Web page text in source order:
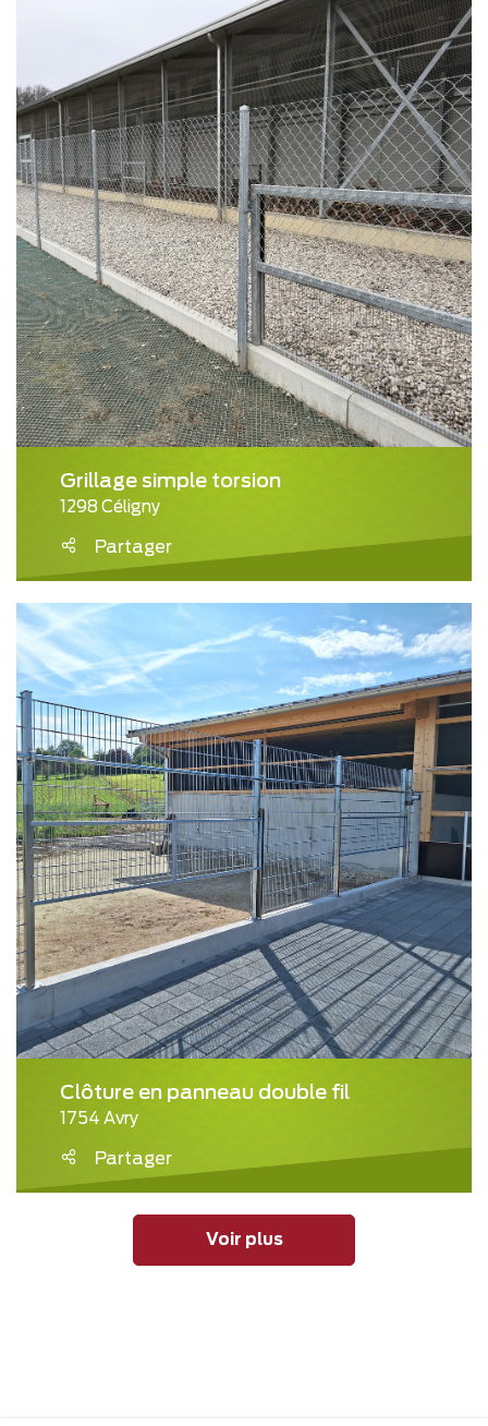
Grillage simple torsion
1298 Céligny
Partager
Clôture en panneau double fil
1754 Avry
Partager
Voir plus